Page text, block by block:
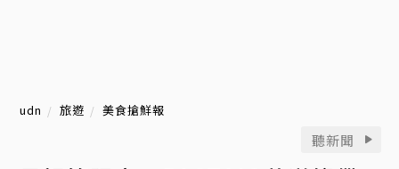
udn 旅遊 美食搶鮮報
聽新聞